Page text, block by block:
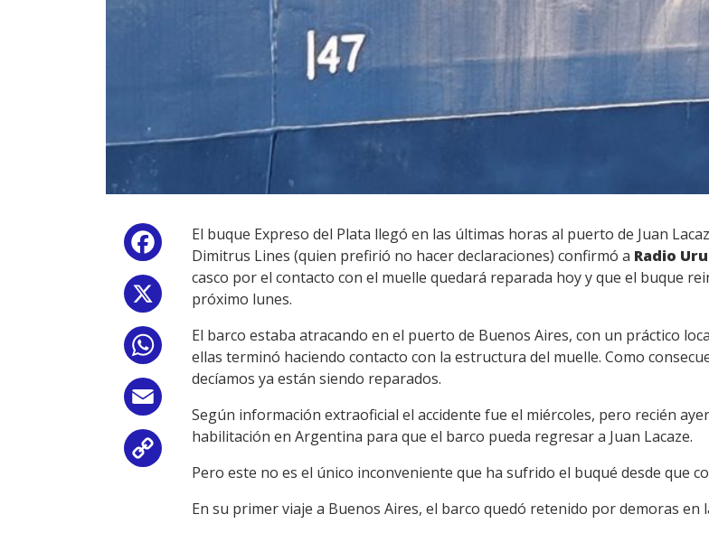
Facebook
WhatsApp
El buque Expreso del Plata llegó en las últimas horas al puerto de Juan
Dimitrus Lines (quien prefirió no hacer declaraciones) confirmó a Radio
casco por el contacto con el muelle quedará reparada hoy y que el buque
próximo lunes.
El barco estaba atracando en el puerto de Buenos Aires, con un práctico
ellas terminó haciendo contacto con la estructura del muelle. Como
decíamos ya están siendo reparados.
Según información extraoficial el accidente fue el miércoles, pero recién
habilitación en Argentina para que el barco pueda regresar a Juan Lacaze.
Pero este no es el único inconveniente que ha sufrido el buqué desde que
En su primer viaje a Buenos Aires, el barco quedó retenido por demoras en